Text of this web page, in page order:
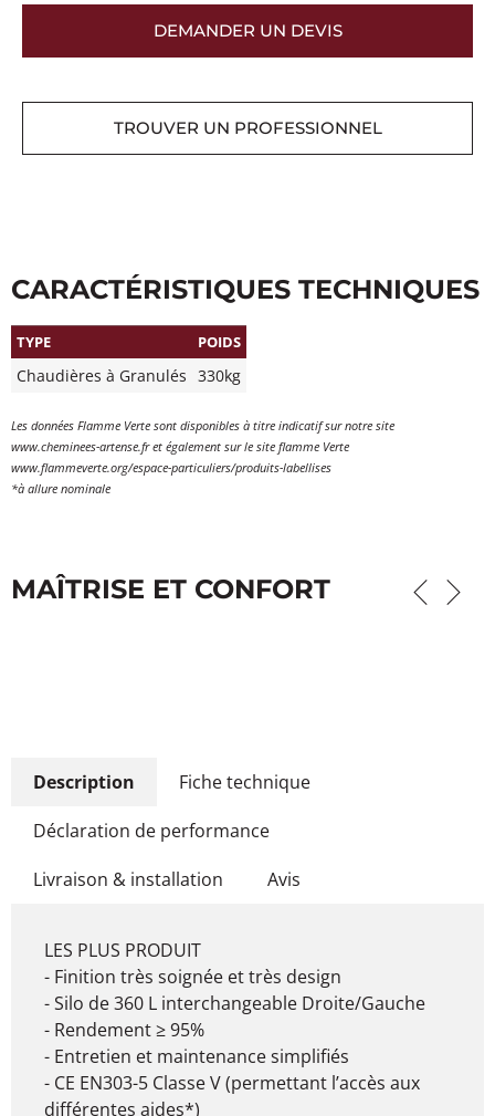
DEMANDER UN DEVIS
TROUVER UN PROFESSIONNEL
CARACTÉRISTIQUES TECHNIQUES
TYPE POIDS
Chaudières à Granulés 330kg
Les données Flamme Verte sont disponibles à titre indicatif sur notre site
www.cheminees-artense.fr et également sur le site flamme Verte
www.flammeverte.org/espace-particuliers/produits-labellises
*à allure nominale
MAÎTRISE ET CONFORT
Description
Fiche technique
Déclaration de performance
Livraison & installation
Avis
LES PLUS PRODUIT
- Finition très soignée et très design
- Silo de 360 L interchangeable Droite/Gauche
- Rendement ≥ 95%
- Entretien et maintenance simplifiés
- CE EN303-5 Classe V (permettant l’accès aux
différentes aides*)